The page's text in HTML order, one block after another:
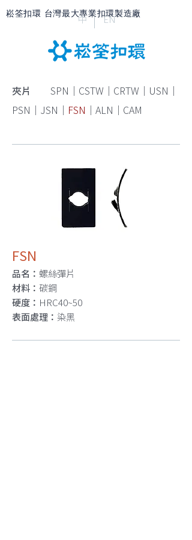
崧筌扣環 台灣最大專業扣環製造廠
中 EN
夾片 SPN CSTW CRTW USN
PSN
JSN FSN ALN CAM
FSN
品名： 螺絲彈片
材料： 碳鋼
硬度： HRC40~50
表面處理： 染黑